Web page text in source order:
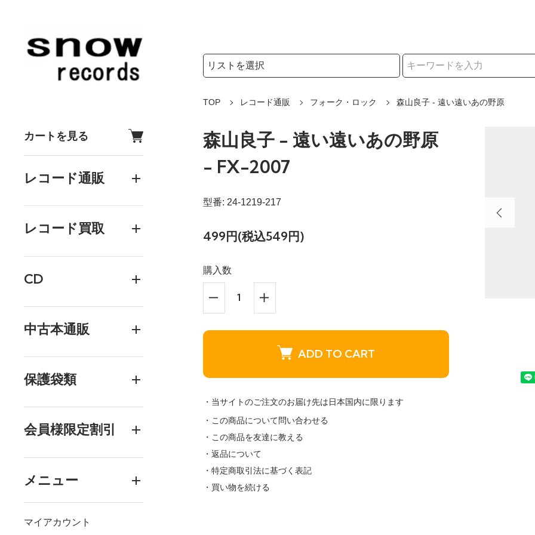
カートを見る
レコード通販
レコード買取
CD
中古本通販
保護袋類
会員様限定割引
メニュー
マイアカウント
検索リストの選択
TOP レコード通販 フォーク・ロック 森山良子 - 遠い遠いあの野原
森山良子 - 遠い遠いあの野原
- FX-2007
型番: 24-1219-217
499円(税込549円)
購入数
ADD TO CART
・当サイトのご注文のお届け先は日本国内に限ります
・この商品について問い合わせる
・この商品を友達に教える
・返品について
・特定商取引法に基づく表記
・買い物を続ける